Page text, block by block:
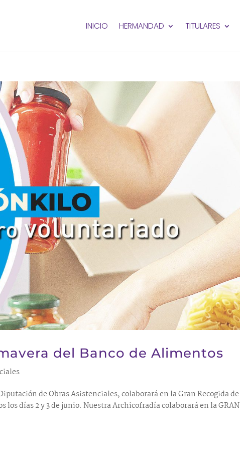
INICIO HERMANDAD TITULARES
del Banco de Alimentos
de Obras Asistenciales, colaborará en la Gran Recogida de
los días 2 y 3 de junio. Nuestra Archicofradía colaborará en la GRAN